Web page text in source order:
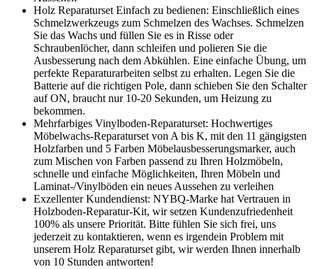
Holz Reparaturset Einfach zu bedienen: Einschließlich eines
Schmelzwerkzeugs zum Schmelzen des Wachses. Schmelzen
Sie das Wachs und füllen Sie es in Risse oder
Schraubenlöcher, dann schleifen und polieren Sie die
Ausbesserung nach dem Abkühlen. Eine einfache Übung, um
perfekte Reparaturarbeiten selbst zu erhalten. Legen Sie die
Batterie auf die richtigen Pole, dann schieben Sie den Schalter
auf ON, braucht nur 10-20 Sekunden, um Heizung zu
bekommen.
Mehrfarbiges Vinylboden-Reparaturset: Hochwertiges
Möbelwachs-Reparaturset von A bis K, mit den 11 gängigsten
Holzfarben und 5 Farben Möbelausbesserungsmarker, auch
zum Mischen von Farben passend zu Ihren Holzmöbeln,
schnelle und einfache Möglichkeiten, Ihren Möbeln und
Laminat-/Vinylböden ein neues Aussehen zu verleihen
Exzellenter Kundendienst: NYBQ-Marke hat Vertrauen in
Holzboden-Reparatur-Kit, wir setzen Kundenzufriedenheit
100% als unsere Priorität. Bitte fühlen Sie sich frei, uns
jederzeit zu kontaktieren, wenn es irgendein Problem mit
unserem Holz Reparaturset gibt, wir werden Ihnen innerhalb
von 10 Stunden antworten!